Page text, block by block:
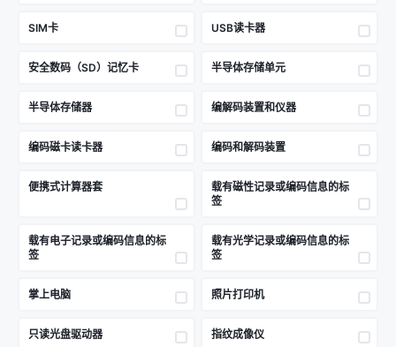
SIM卡 USB读卡器
安全数码（SD）记忆卡 半导体存储单元
半导体存储器 编解码装置和仪器
编码磁卡读卡器 编码和解码装置
便携式计算器套
载有磁性记录或编码信息的标
签
载有电子记录或编码信息的标
签
载有光学记录或编码信息的标
签
掌上电脑 照片打印机
只读光盘驱动器 指纹成像仪